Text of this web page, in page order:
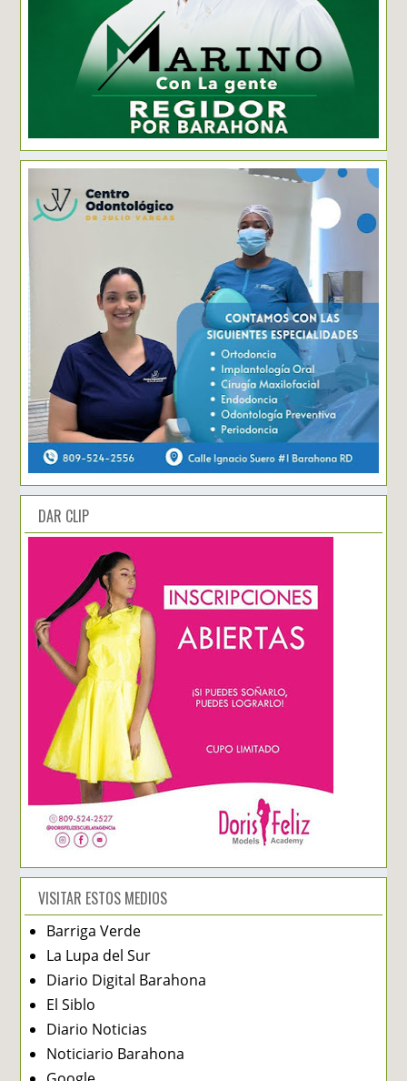
DAR CLIP
VISITAR ESTOS MEDIOS
Barriga Verde
La Lupa del Sur
Diario Digital Barahona
El Siblo
Diario Noticias
Noticiario Barahona